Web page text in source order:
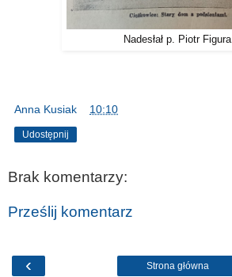
Nadesłał p. Piotr Figura
Anna Kusiak 10:10
Udostępnij
Brak komentarzy:
Prześlij komentarz
‹ Strona główna